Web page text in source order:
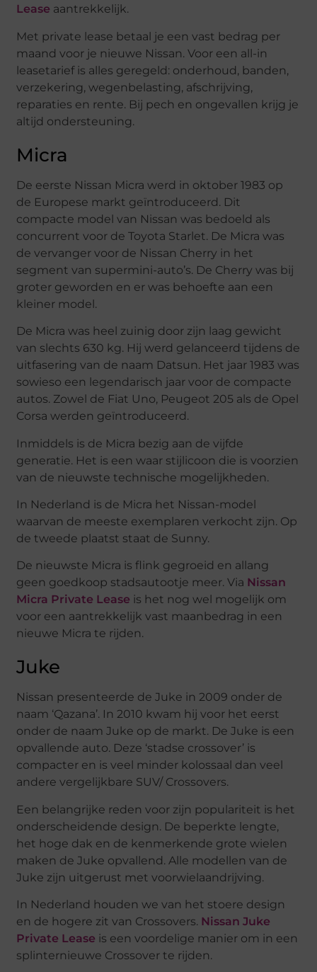
Lease aantrekkelijk.
Met private lease betaal je een vast bedrag per
maand voor je nieuwe Nissan. Voor een all-in
leasetarief is alles geregeld: onderhoud, banden,
verzekering, wegenbelasting, afschrijving,
reparaties en rente. Bij pech en ongevallen krijg je
altijd ondersteuning.
Micra
De eerste Nissan Micra werd in oktober 1983 op
de Europese markt geïntroduceerd. Dit
compacte model van Nissan was bedoeld als
concurrent voor de Toyota Starlet. De Micra was
de vervanger voor de Nissan Cherry in het
segment van supermini-auto’s. De Cherry was bij
groter geworden en er was behoefte aan een
kleiner model.
De Micra was heel zuinig door zijn laag gewicht
van slechts 630 kg. Hij werd gelanceerd tijdens de
uitfasering van de naam Datsun. Het jaar 1983 was
sowieso een legendarisch jaar voor de compacte
autos. Zowel de Fiat Uno, Peugeot 205 als de Opel
Corsa werden geïntroduceerd.
Inmiddels is de Micra bezig aan de vijfde
generatie. Het is een waar stijlicoon die is voorzien
van de nieuwste technische mogelijkheden.
In Nederland is de Micra het Nissan-model
waarvan de meeste exemplaren verkocht zijn. Op
de tweede plaatst staat de Sunny.
De nieuwste Micra is flink gegroeid en allang
geen goedkoop stadsautootje meer. Via Nissan
Micra Private Lease is het nog wel mogelijk om
voor een aantrekkelijk vast maanbedrag in een
nieuwe Micra te rijden.
Juke
Nissan presenteerde de Juke in 2009 onder de
naam ‘Qazana’. In 2010 kwam hij voor het eerst
onder de naam Juke op de markt. De Juke is een
opvallende auto. Deze ‘stadse crossover’ is
compacter en is veel minder kolossaal dan veel
andere vergelijkbare SUV/ Crossovers.
Een belangrijke reden voor zijn populariteit is het
onderscheidende design. De beperkte lengte,
het hoge dak en de kenmerkende grote wielen
maken de Juke opvallend. Alle modellen van de
Juke zijn uitgerust met voorwielaandrijving.
In Nederland houden we van het stoere design
en de hogere zit van Crossovers. Nissan Juke
Private Lease is een voordelige manier om in een
splinternieuwe Crossover te rijden.